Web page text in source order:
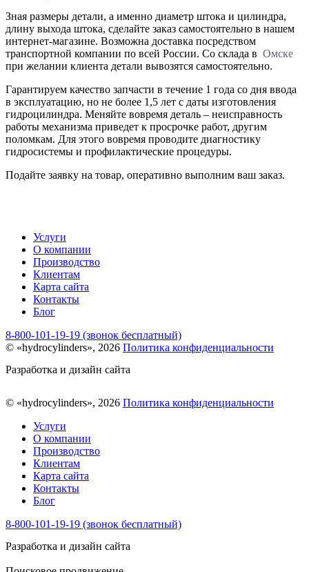
Зная размеры детали, а именно диаметр штока и цилиндра,
длину выхода штока, сделайте заказ самостоятельно в нашем
интернет-магазине. Возможна доставка посредством
транспортной компании по всей России. Со склада в Омске
при желании клиента детали вывозятся самостоятельно.
Гарантируем качество запчасти в течение 1 года со дня ввода
в эксплуатацию, но не более 1,5 лет с даты изготовления
гидроцилиндра. Меняйте вовремя деталь – неисправность
работы механизма приведет к просрочке работ, другим
поломкам. Для этого вовремя проводите диагностику
гидросистемы и профилактические процедуры.
Подайте заявку на товар, оперативно выполним ваш заказ.
Услуги
О компании
Производство
Клиентам
Карта сайта
Контакты
Блог
8-800-101-19-19 (звонок бесплатный)
© «hydrocylinders», 2026 Политика конфиденциальности
Разработка и дизайн сайта
© «hydrocylinders», 2026 Политика конфиденциальности
Услуги
О компании
Производство
Клиентам
Карта сайта
Контакты
Блог
8-800-101-19-19 (звонок бесплатный)
Разработка и дизайн сайта